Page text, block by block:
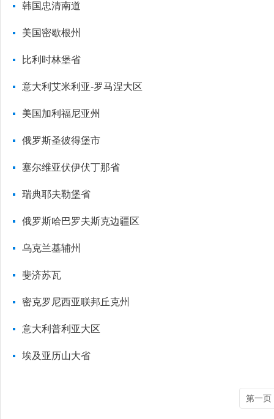
韩国忠清南道
美国密歇根州
比利时林堡省
意大利艾米利亚-罗马涅大区
美国加利福尼亚州
俄罗斯圣彼得堡市
塞尔维亚伏伊伏丁那省
瑞典耶夫勒堡省
俄罗斯哈巴罗夫斯克边疆区
乌克兰基辅州
斐济苏瓦
密克罗尼西亚联邦丘克州
意大利普利亚大区
埃及亚历山大省
第一页